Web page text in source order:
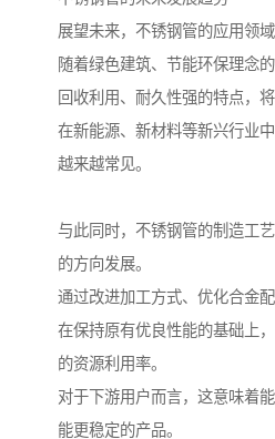
展望未来，不锈钢管的应用领
随着绿色建筑、节能环保理念
回收利用、耐久性强的特点，
在新能源、新材料等新兴行业
越来越常见。
与此同时，不锈钢管的制造工
的方向发展。
通过改进加工方式、优化合金
在保持原有优良性能的基础上
的资源利用率。
对于下游用户而言，这意味着
能更稳定的产品。